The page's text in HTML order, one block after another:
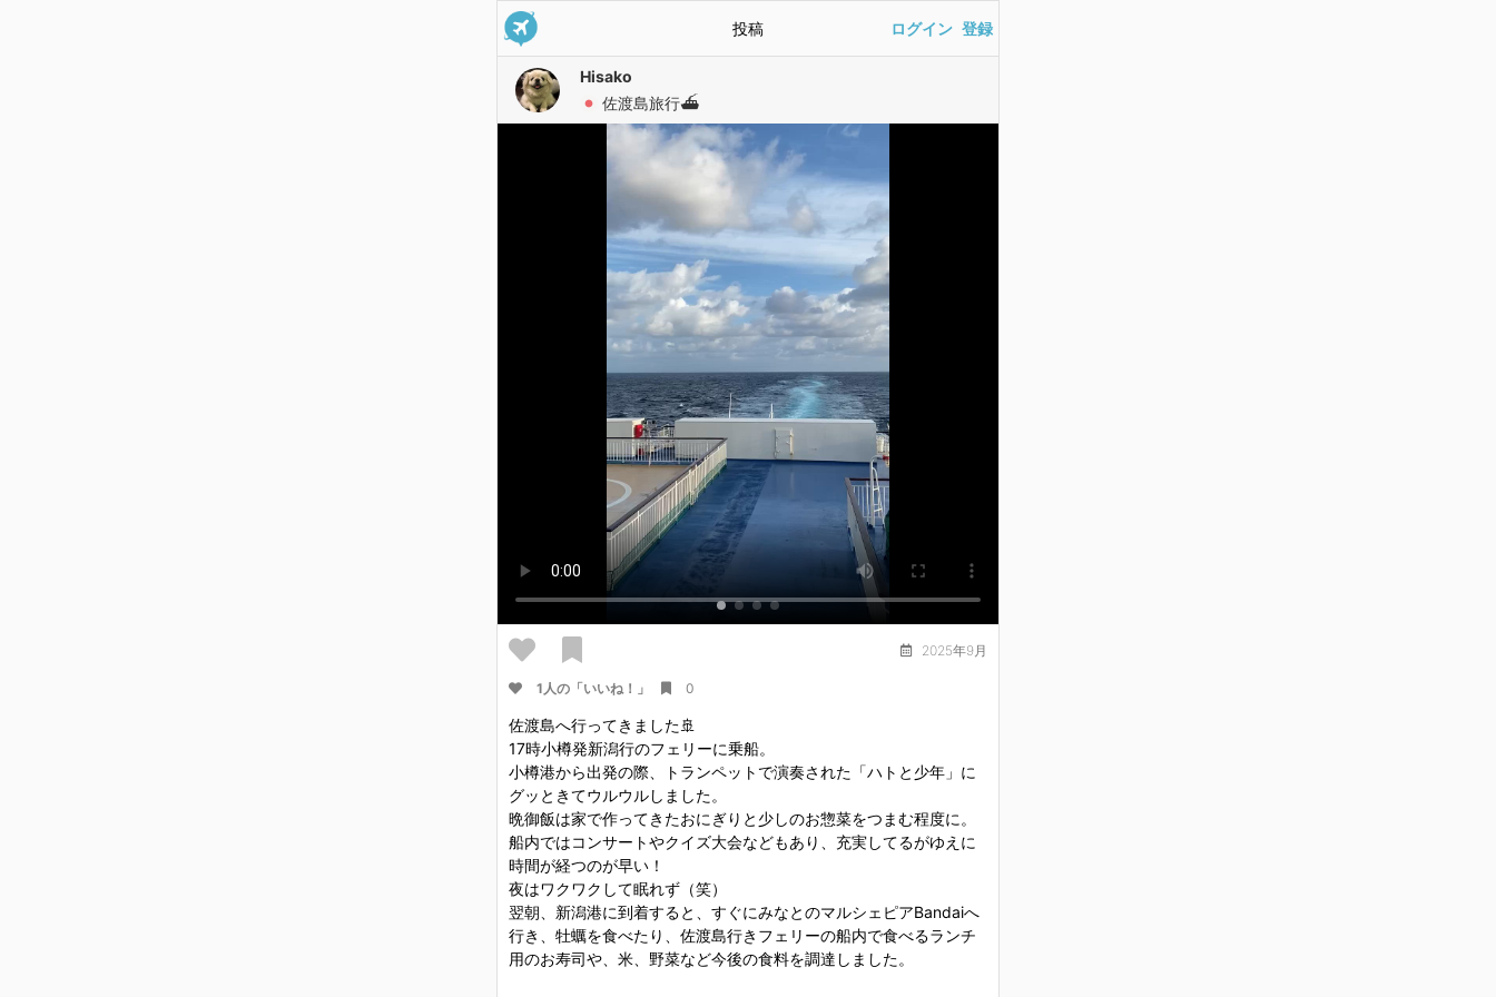
投稿 ログイン 登録
Hisako
佐渡島旅行⛴️
2025年9月
1人の「いいね！」 0
佐渡島へ行ってきました🚢
17時小樽発新潟行のフェリーに乗船。
小樽港から出発の際、トランペットで演奏された「ハトと少年」に
グッときてウルウルしました。
晩御飯は家で作ってきたおにぎりと少しのお惣菜をつまむ程度に。
船内ではコンサートやクイズ大会などもあり、充実してるがゆえに
時間が経つのが早い！
夜はワクワクして眠れず（笑）
翌朝、新潟港に到着すると、すぐにみなとのマルシェピアBandaiへ
行き、牡蠣を食べたり、佐渡島行きフェリーの船内で食べるランチ
用のお寿司や、米、野菜など今後の食料を調達しました。